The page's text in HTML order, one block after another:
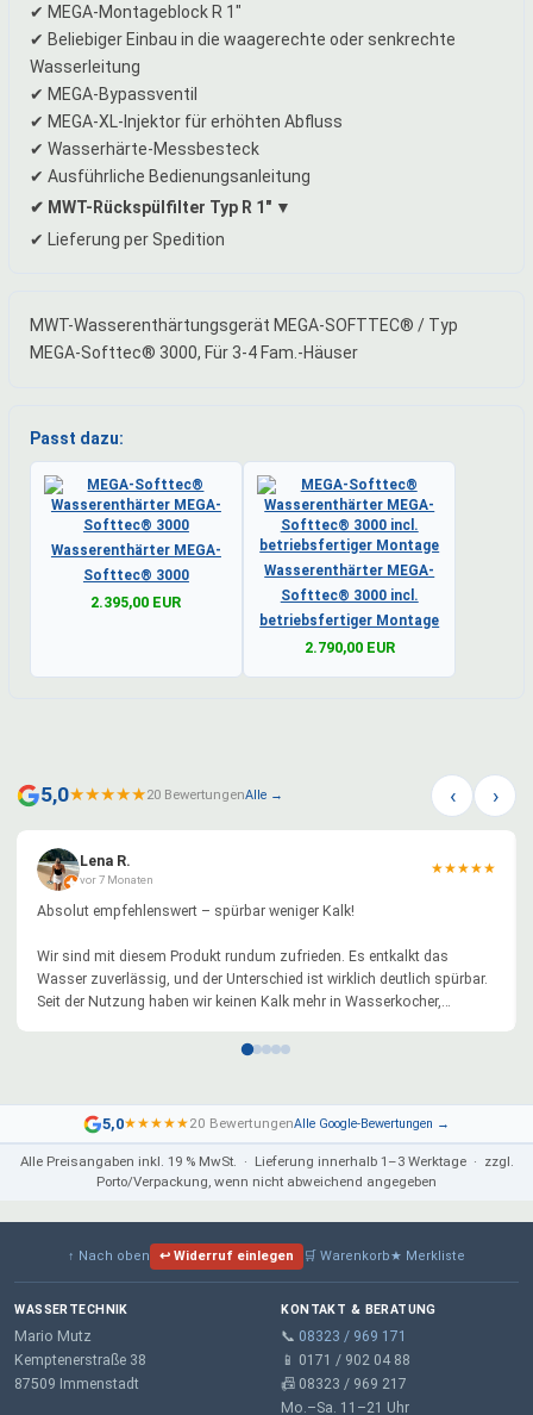
✔ MEGA-Montageblock R 1"
✔ Beliebiger Einbau in die waagerechte oder senkrechte
Wasserleitung
✔ MEGA-Bypassventil
✔ MEGA-XL-Injektor für erhöhten Abfluss
✔ Wasserhärte-Messbesteck
✔ Ausführliche Bedienungsanleitung
MWT-Rückspülfilter Typ R 1"
✔ Lieferung per Spedition
MWT-Wasserenthärtungsgerät MEGA-SOFTTEC® / Typ
MEGA-Softtec® 3000, Für 3-4 Fam.-Häuser
Passt dazu:
Wasserenthärter MEGA-
Softtec® 3000
2.395,00 EUR
Wasserenthärter MEGA-
Softtec® 3000 incl.
betriebsfertiger Montage
2.790,00 EUR
5,0★★★★★20 BewertungenAlle → ‹ ›
Lena R.
vor 7 Monaten
★★★★★
Absolut empfehlenswert – spürbar weniger Kalk!
Wir sind mit diesem Produkt rundum zufrieden. Es entkalkt das
Wasser zuverlässig, und der Unterschied ist wirklich deutlich spürbar.
Seit der Nutzung haben wir keinen Kalk mehr in Wasserkocher,
normalem Salz. Kein Aufwand, keine Chemie, alles schnell erledigt.
Genau so stellt man sich eine alltagstaugliche Lösung vor.
Die Verarbeitung wirkt hochwertig. Für uns eine große Erleichterung im
Klare Kaufempfehlung für alle, die Kalkprobleme haben und eine
einfache, effektive und nachhaltige Lösung suchen!
5,0★★★★★20 BewertungenAlle Google-Bewertungen →
Alle Preisangaben inkl. 19 % MwSt. · Lieferung innerhalb 1–3 Werktage · zzgl.
Porto/Verpackung, wenn nicht abweichend angegeben
↑ Nach oben ↩ Widerruf einlegen 🛒 Warenkorb★ Merkliste
WASSERTECHNIK
Mario Mutz
Kemptenerstraße 38
87509 Immenstadt
KONTAKT & BERATUNG
📞 08323 / 969 171
📱 0171 / 902 04 88
📠 08323 / 969 217
Mo.–Sa. 11–21 Uhr